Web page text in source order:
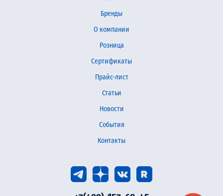
Бренды
О компании
Розница
Сертификаты
Прайс-лист
Статьи
Новости
События
Контакты